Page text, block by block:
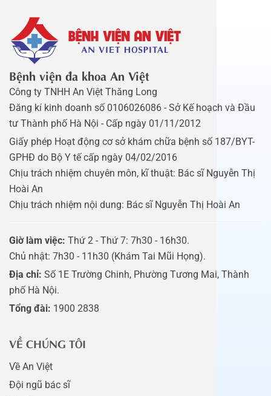
Bệnh viện đa khoa An Việt
Công ty TNHH An Việt Thăng Long
Đăng kí kinh doanh số 0106026086 - Sở Kế hoạch và Đầu
tư Thành phố Hà Nội - Cấp ngày 01/11/2012
Giấy phép Hoạt động cơ sở khám chữa bệnh số 187/BYT-
GPHĐ do Bộ Y tế cấp ngày 04/02/2016
Chịu trách nhiệm chuyên môn, kĩ thuật: Bác sĩ Nguyễn Thị
Hoài An
Chịu trách nhiệm nội dung: Bác sĩ Nguyễn Thị Hoài An
Giờ làm việc: Thứ 2 - Thứ 7: 7h30 - 16h30.
Chủ nhật: 7h30 - 11h30 (Khám Tai Mũi Họng).
Địa chỉ: Số 1E Trường Chinh, Phường Tương Mai, Thành
phố Hà Nội.
Tổng đài: 1900 2838
VỀ CHÚNG TÔI
Về An Việt
Đội ngũ bác sĩ